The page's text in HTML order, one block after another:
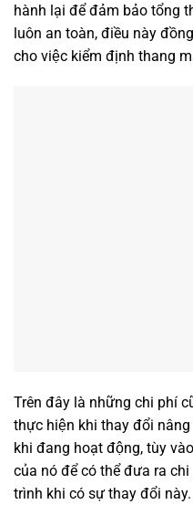
hành lại để đảm bảo tổng
luôn an toàn, điều này
cho việc kiểm định thang
Trên đây là những chi phí
thực hiện khi thay đổi
khi đang hoạt động, tùy
của nó để có thể đưa ra
trình khi có sự thay đổi này.